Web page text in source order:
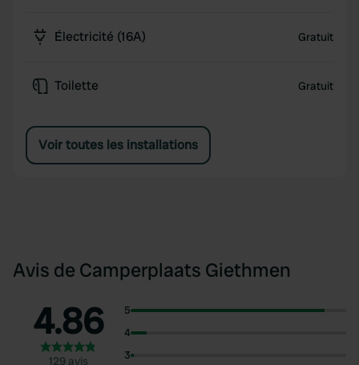
Électricité (16A) Gratuit
Toilette Gratuit
Voir toutes les installations
Avis de Camperplaats Giethmen
4.86
129 avis
5
4
3